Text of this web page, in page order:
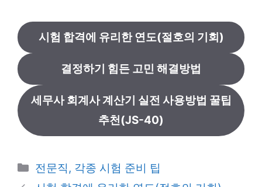
시험 합격에 유리한 연도(절호의 기회)
결정하기 힘든 고민 해결방법
세무사 회계사 계산기 실전 사용방법 꿀팁
추천(JS-40)
카
테
전문직, 각종 시험 준비 팁